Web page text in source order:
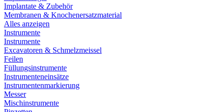
Implantate & Zubehör
Membranen & Knochenersatzmaterial
Alles anzeigen
Instrumente
Instrumente
Excavatoren & Schmelzmeissel
Feilen
Füllungsinstrumente
Instrumenteneinsätze
Instrumentenmarkierung
Messer
Mischinstrumente